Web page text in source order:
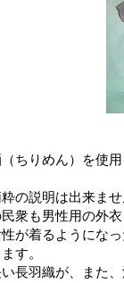
ちりめん）を使
の説明は出来ま
衆も男性用の外
が着るようにな
す。
長羽織が、また、